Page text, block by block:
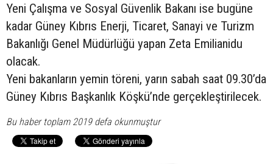
Yeni Çalışma ve Sosyal Güvenlik Bakanı ise bugüne
kadar Güney Kıbrıs Enerji, Ticaret, Sanayi ve Turizm
Bakanlığı Genel Müdürlüğü yapan Zeta Emilianidu
olacak.
Yeni bakanların yemin töreni, yarın sabah saat 09.30’da
Güney Kıbrıs Başkanlık Köşkü’nde gerçekleştirilecek.
Bu haber toplam 2019 defa okunmuştur